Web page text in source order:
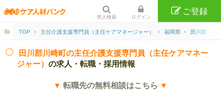
求人検索 ログイン
ご登録
TOP 主任介護支援専門員（主任ケアマネージャー） 福岡県 田川郡
田川郡川崎町の主任介護支援専門員（主任ケアマネー
ジャー）の求人・転職・採用情報
▼ 転職先の無料相談はこちら ▼